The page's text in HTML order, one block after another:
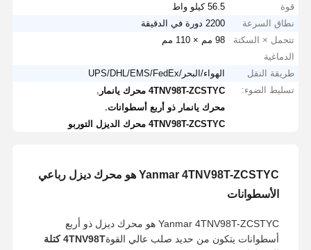
قوة
56.5 كيلو واط
نطاق السرعة
2200 دورة في الدقيقة
تتحمل × السكتة
الدماغية
98 مم × 110 مم
طريقة النقل
الهواء/البحر/UPS/DHL/EMS/FedEx
تسليط الضوء:
4TNV98T-ZCSTYC محرك يانمار
محرك يانمار ذو أربع أسطوانات
4TNV98T-ZCSTYC محرك الديزل التوربو
Yanmar 4TNV98T-ZCSTYC هو محرك ديزل رباعي
الأسطوانات
Yanmar 4TNV98T-ZCSTYC هو محرك ديزل ذو أربع
أسطوانات يتكون من حديد صلب عالي القوة
4TNV98T كتلة